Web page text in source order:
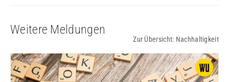
Weitere Meldungen
Zur Übersicht: Nachhaltigkeit